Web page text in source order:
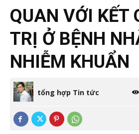
QUAN VỚI KẾT
TRỊ Ở BỆNH
NHIỄM KHUẨN
tổng hợp Tin tức